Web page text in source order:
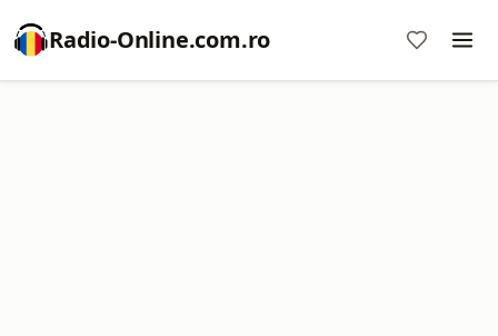
Radio-Online.com.ro